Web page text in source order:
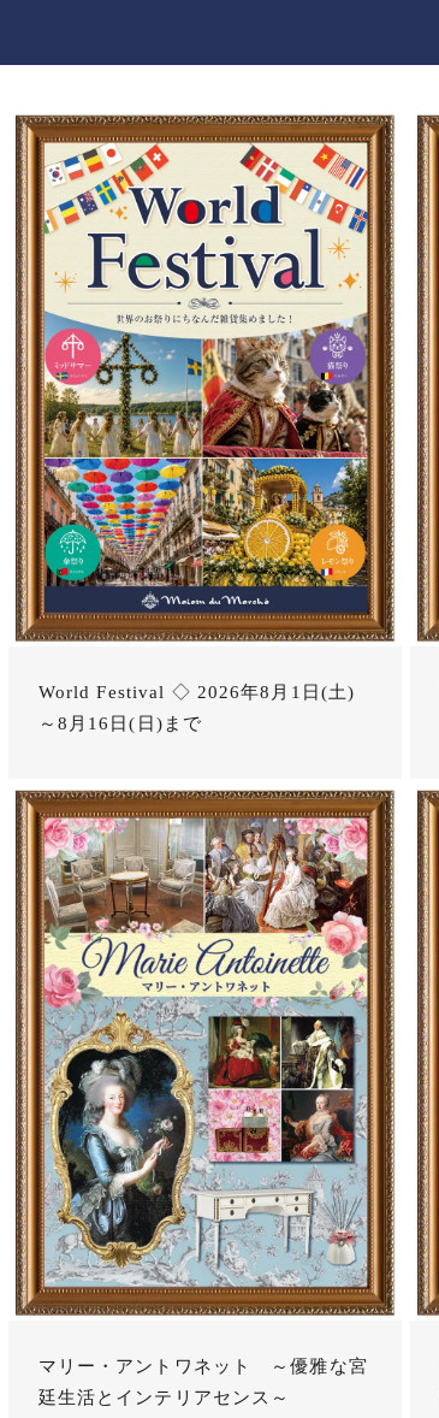
World Festival ◇ 2026年8月1日(土)
～8月16日(日)まで
マリー・アントワネット ～優雅な宮
廷生活とインテリアセンス～